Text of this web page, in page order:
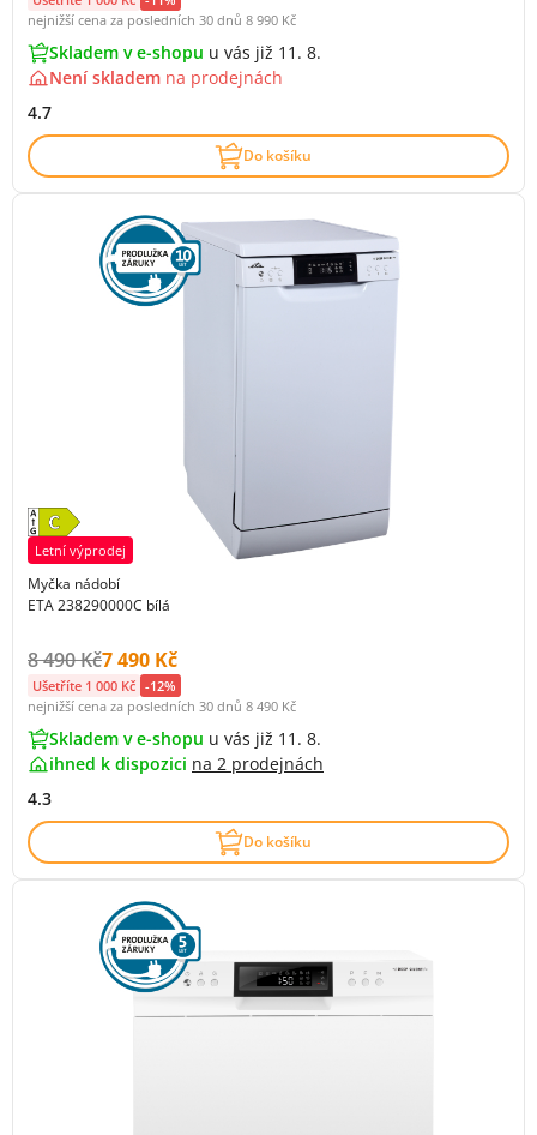
nejnižší cena za posledních 30 dnů 8 990 Kč
Skladem v e-shopu u vás již 11. 8.
Není skladem na prodejnách
4.7
Do košíku
Letní výprodej
Myčka nádobí
ETA 238290000C bílá
Původní cena s DPH:
8 490 KčCena s DPH:
7 490 Kč
Ušetříte 1 000 Kč -12%
nejnižší cena za posledních 30 dnů 8 490 Kč
Skladem v e-shopu u vás již 11. 8.
ihned k dispozici na 2 prodejnách
4.3
Do košíku